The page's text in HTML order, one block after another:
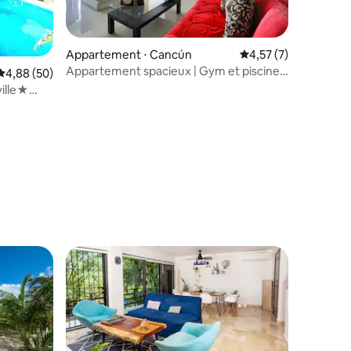
: 5 sur 5
moyenne sur la base de 50 commentaires : 4,88 sur 5
4,88 (50)
Appartement ⋅ Cancún Évaluation
4,57 (7)
Appartement spacieux | Gym et piscine |